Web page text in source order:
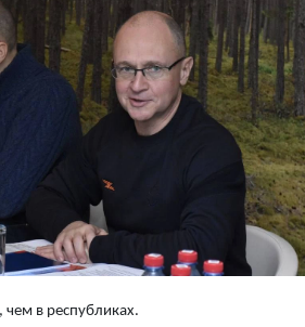
в республиках.